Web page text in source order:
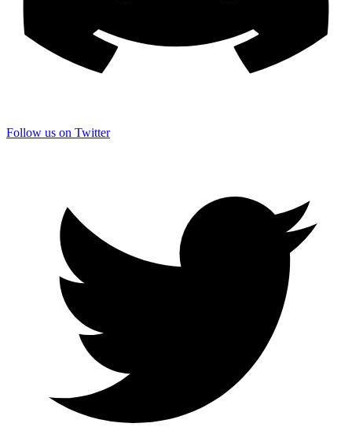
Follow us on Twitter